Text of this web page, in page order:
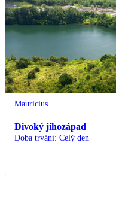
Mauricius
Divoký jihozápad
Doba trvání: Celý den